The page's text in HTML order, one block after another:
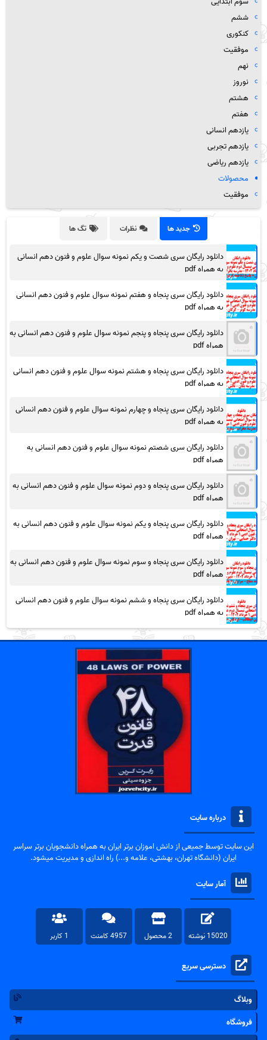
ششم
کنکوری
موفقیت
نهم
نوروز
هشتم
هفتم
یازدهم انسانی
یازدهم تجربی
یازدهم ریاضی
محصولات
موفقیت
جدید ها نظرات تگ ها
دانلود رایگان سری شصت و یکم نمونه سوال علوم و فنون دهم انسانی
به همراه pdf
دانلود رایگان سری پنجاه و هفتم نمونه سوال علوم و فنون دهم انسانی
به همراه pdf
دانلود رایگان سری پنجاه و پنجم نمونه سوال علوم و فنون دهم انسانی به
همراه pdf
دانلود رایگان سری پنجاه و هشتم نمونه سوال علوم و فنون دهم انسانی
به همراه pdf
دانلود رایگان سری پنجاه و چهارم نمونه سوال علوم و فنون دهم انسانی
به همراه pdf
دانلود رایگان سری شصتم نمونه سوال علوم و فنون دهم انسانی به
همراه pdf
دانلود رایگان سری پنجاه و دوم نمونه سوال علوم و فنون دهم انسانی به
همراه pdf
دانلود رایگان سری پنجاه و یکم نمونه سوال علوم و فنون دهم انسانی به
همراه pdf
دانلود رایگان سری پنجاه و سوم نمونه سوال علوم و فنون دهم انسانی به
همراه pdf
دانلود رایگان سری پنجاه و ششم نمونه سوال علوم و فنون دهم انسانی
به همراه pdf
درباره سایت
این سایت توسط جمیعی از دانش اموزان برتر ایران به همراه دانشجویان برتر سراسر
ایران (دانشگاه تهران، بهشتی، علامه و...) راه اندازی و مدیریت میشود.
آمار سایت
15020 نوشته 2 محصول 4957 کامنت 1 کاربر
دسترسی سریع
وبلاگ
فروشگاه